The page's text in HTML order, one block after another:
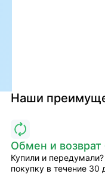
Наши
Обмен и
Купили и
покупку в течение 30